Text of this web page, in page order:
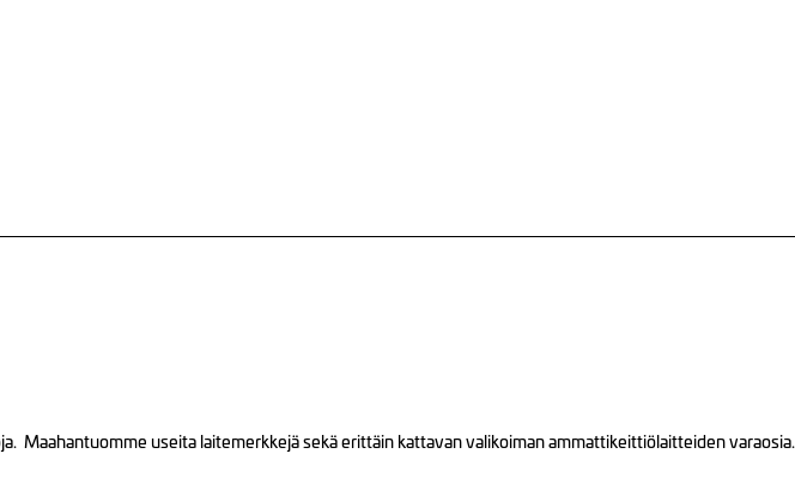
Maahantuomme useita laitemerkkejä sekä erittäin kattavan valikoiman ammattikeittiölaitteiden varaosia.